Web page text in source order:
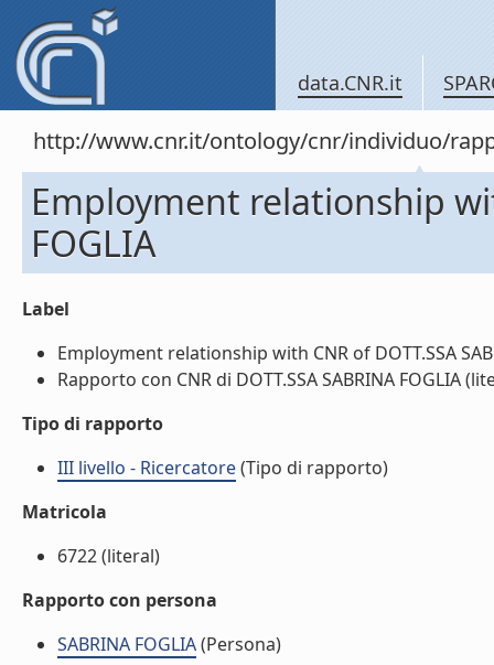
data.CNR.it
http://www.cnr.it/ontology/cnr/individuo/
Employment relationship
FOGLIA
Label
Employment relationship with CNR of DOTT.SSA
Rapporto con CNR di DOTT.SSA SABRINA FOGLIA
Tipo di rapporto
III livello - Ricercatore(Tipo di rapporto)
Matricola
6722 (literal)
Rapporto con persona
SABRINA FOGLIA(Persona)